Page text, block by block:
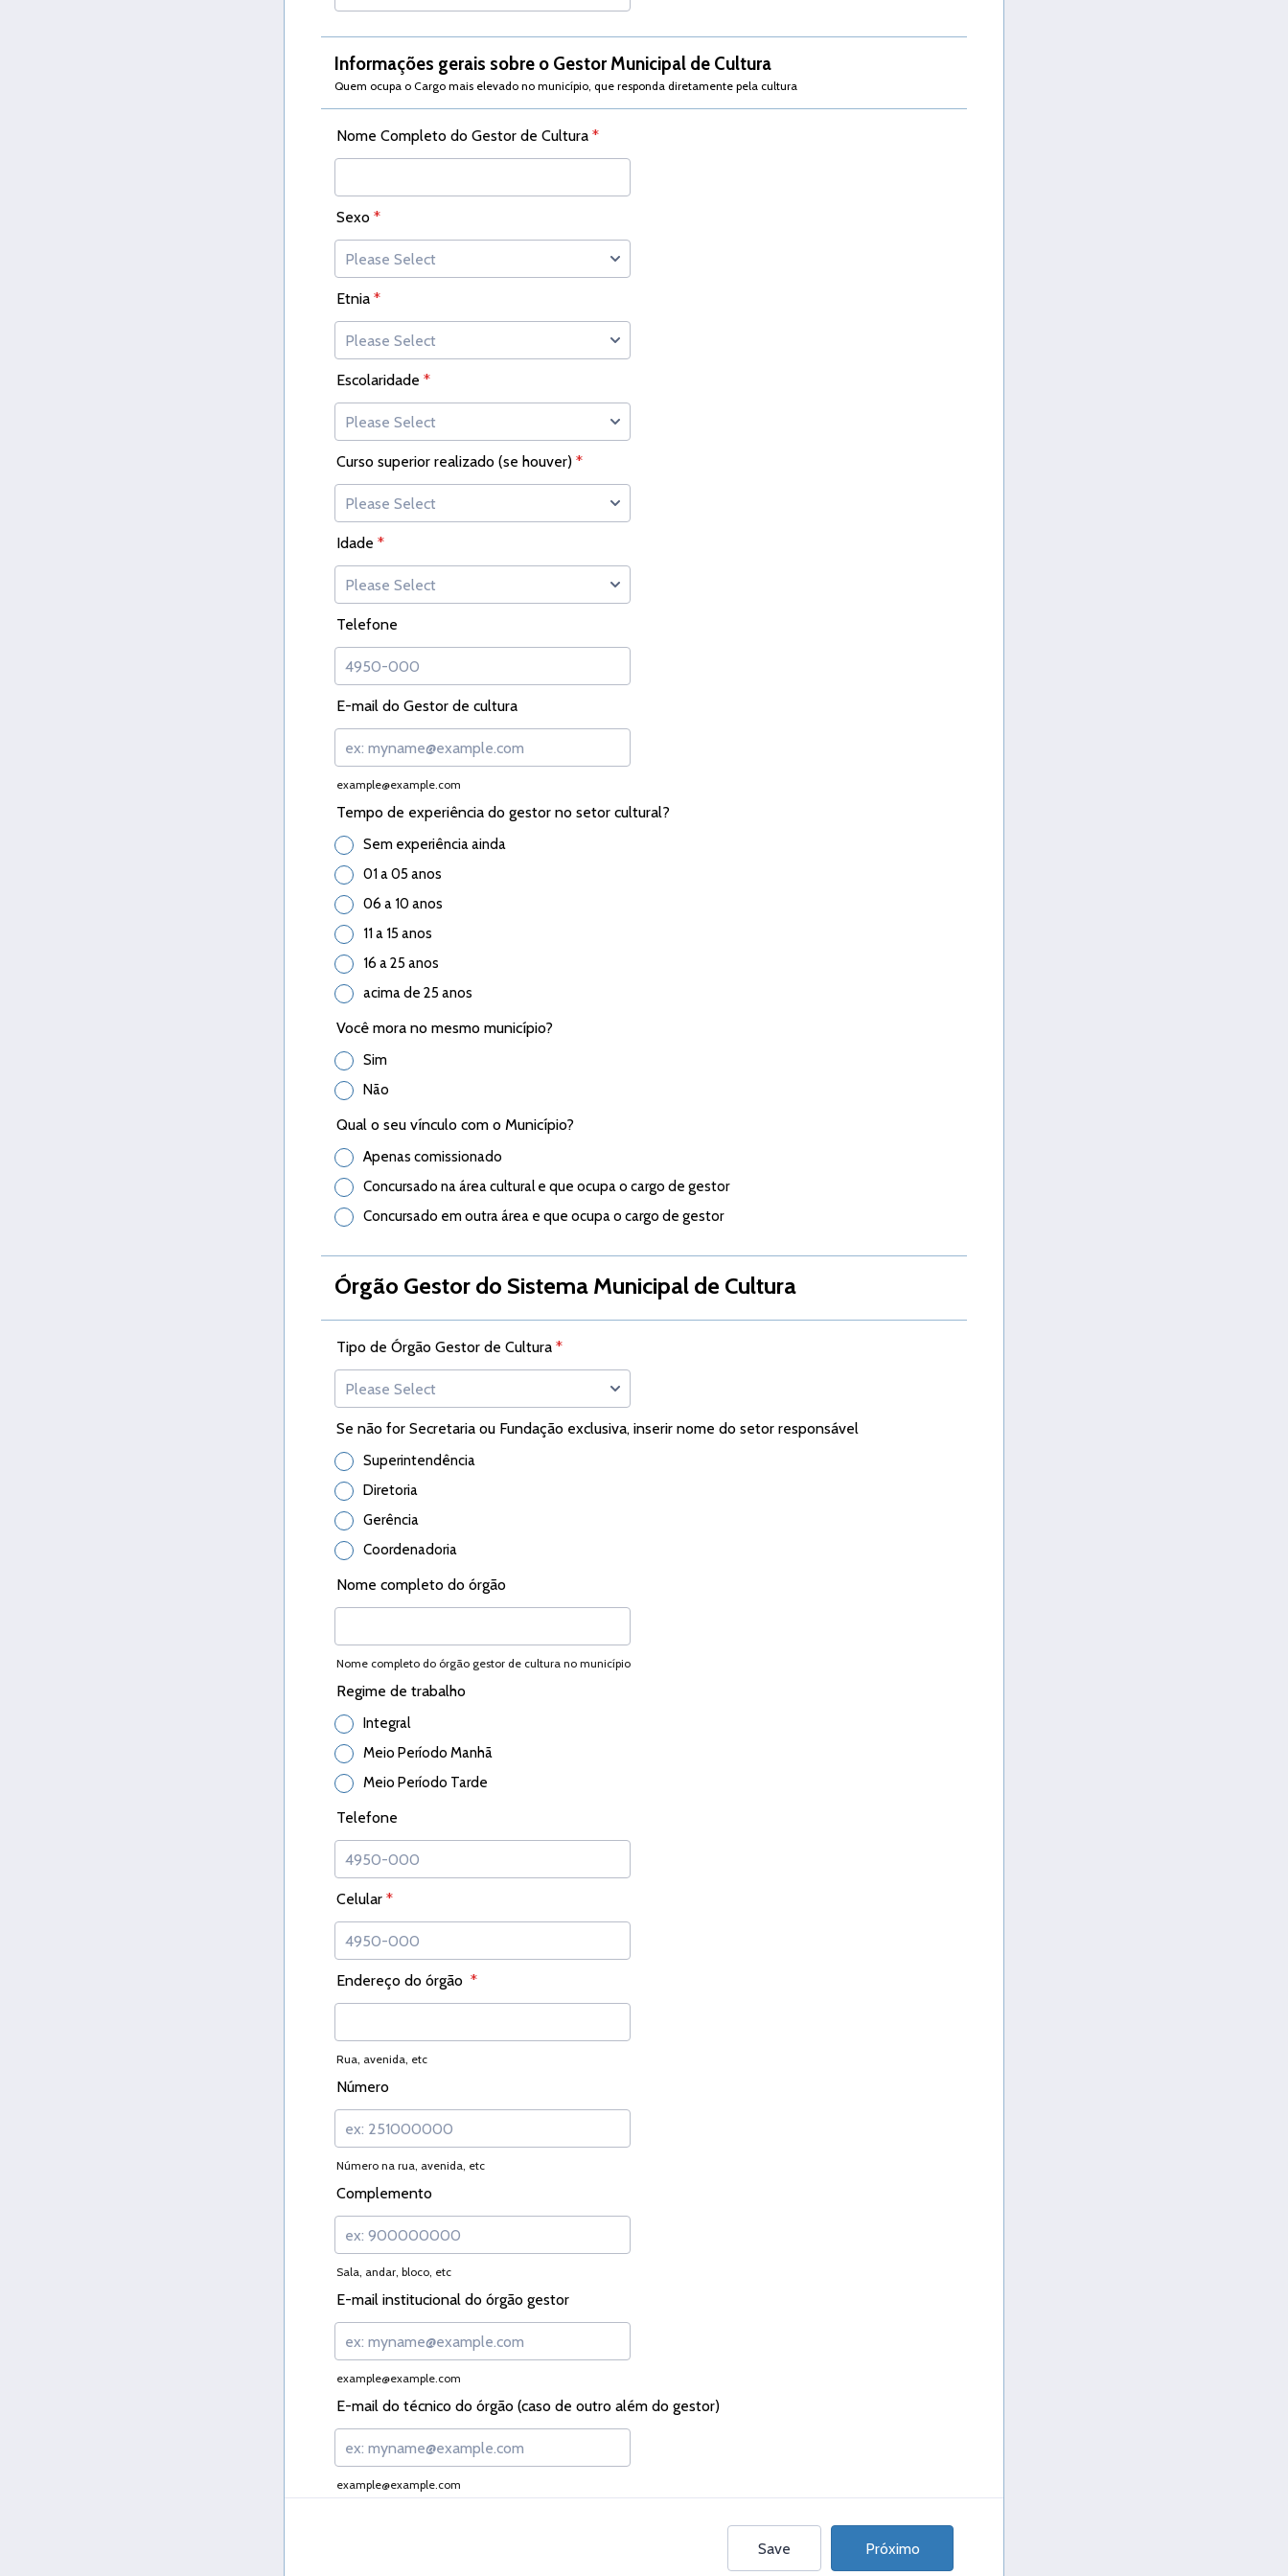
Informações gerais sobre o Gestor Municipal de Cultura
Quem ocupa o Cargo mais elevado no município, que responda diretamente pela cultura
Nome Completo do Gestor de Cultura *
Sexo *
Etnia *
Escolaridade *
Curso superior realizado (se houver) *
Idade *
Telefone
E-mail do Gestor de cultura
example@example.com
Tempo de experiência do gestor no setor cultural?
Sem experiência ainda
01 a 05 anos
06 a 10 anos
11 a 15 anos
16 a 25 anos
acima de 25 anos
Você mora no mesmo município?
Sim
Não
Qual o seu vínculo com o Município?
Apenas comissionado
Concursado na área cultural e que ocupa o cargo de gestor
Concursado em outra área e que ocupa o cargo de gestor
Órgão Gestor do Sistema Municipal de Cultura
Tipo de Órgão Gestor de Cultura *
Se não for Secretaria ou Fundação exclusiva, inserir nome do setor responsável
Superintendência
Diretoria
Gerência
Coordenadoria
Nome completo do órgão
Nome completo do órgão gestor de cultura no município
Regime de trabalho
Integral
Meio Período Manhã
Meio Período Tarde
Telefone
Celular *
Endereço do órgão *
Rua, avenida, etc
Número
Número na rua, avenida, etc
Complemento
Sala, andar, bloco, etc
E-mail institucional do órgão gestor
example@example.com
E-mail do técnico do órgão (caso de outro além do gestor)
example@example.com
Próximo
Save